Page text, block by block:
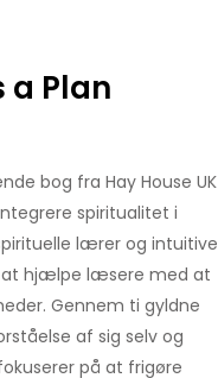
a Plan
bog fra Hay House UK
spiritualitet i
lærer og intuitive
at hjælpe læsere med at
Gennem ti gyldne
af sig selv og
på at frigøre